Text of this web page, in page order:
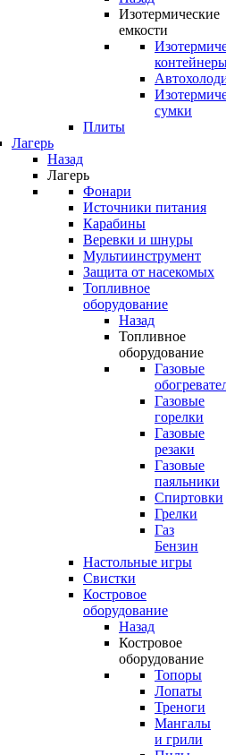
Изотермические
емкости
сумки
Плиты
Лагерь
Назад
Лагерь
Фонари
Источники питания
Карабины
Веревки и шнуры
Мультиинструмент
Защита от насекомых
Топливное
оборудование
Назад
Топливное
оборудование
Газовые
Газовые
горелки
Газовые
резаки
Газовые
паяльники
Спиртовки
Грелки
Газ
Бензин
Настольные игры
Свистки
Костровое
оборудование
Назад
Костровое
оборудование
Топоры
Лопаты
Треноги
Мангалы
и грили